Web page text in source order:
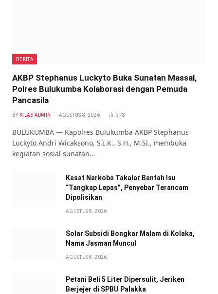
BERITA
AKBP Stephanus Luckyto Buka Sunatan Massal,
Polres Bulukumba Kolaborasi dengan Pemuda
Pancasila
BY KILAS ADMIN AGUSTUS 8, 2026 278
BULUKUMBA — Kapolres Bulukumba AKBP Stephanus
Luckyto Andri Wicaksono, S.I.K., S.H., M.Si., membuka
kegiatan sosial sunatan…
Kasat Narkoba Takalar Bantah Isu
“Tangkap Lepas”, Penyebar Terancam
Dipolisikan
AGUSTUS 8, 2026
Solar Subsidi Bongkar Malam di Kolaka,
Nama Jasman Muncul
AGUSTUS 8, 2026
Petani Beli 5 Liter Dipersulit, Jeriken
Berjejer di SPBU Palakka